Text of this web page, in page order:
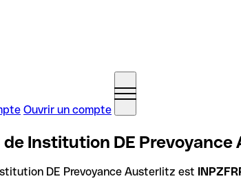
Ouvrir un compte
de Institution DE
DE Prevoyance Austerlitz est